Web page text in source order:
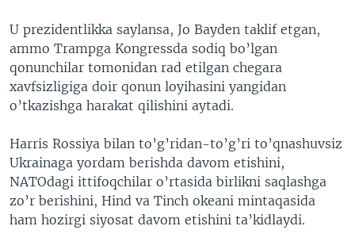
U prezidentlikka saylansa, Jo Bayden taklif etgan,
ammo Trampga Kongressda sodiq bo’lgan
qonunchilar tomonidan rad etilgan chegara
xavfsizligiga doir qonun loyihasini yangidan
o’tkazishga harakat qilishini aytadi.
Harris Rossiya bilan to’g’ridan-to’g’ri to’qnashuvsiz
Ukrainaga yordam berishda davom etishini,
NATOdagi ittifoqchilar o’rtasida birlikni saqlashga
zo’r berishini, Hind va Tinch okeani mintaqasida
ham hozirgi siyosat davom etishini ta’kidlaydi.